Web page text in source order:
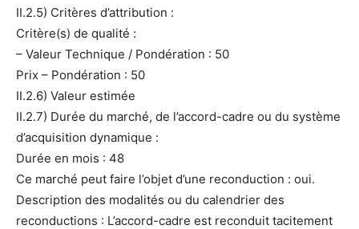
II.2.5) Critères d’attribution :
Critère(s) de qualité :
– Valeur Technique / Pondération : 50
Prix – Pondération : 50
II.2.6) Valeur estimée
II.2.7) Durée du marché, de l’accord-cadre ou du système
d’acquisition dynamique :
Durée en mois : 48
Ce marché peut faire l’objet d’une reconduction : oui.
Description des modalités ou du calendrier des
reconductions : L’accord-cadre est reconduit tacitement